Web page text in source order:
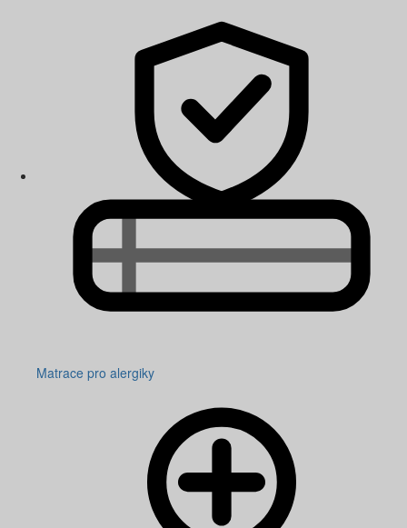
Matrace pro alergiky